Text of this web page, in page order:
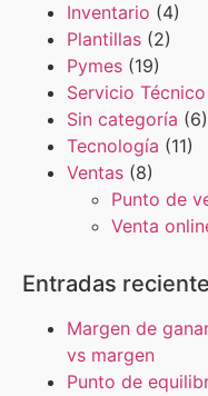
Inventario (4)
Plantillas (2)
Pymes (19)
Servicio Técnico
Sin categoría (6)
Tecnología (11)
Ventas (8)
Punto de
Venta
Entradas
Margen de
vs margen
Punto de